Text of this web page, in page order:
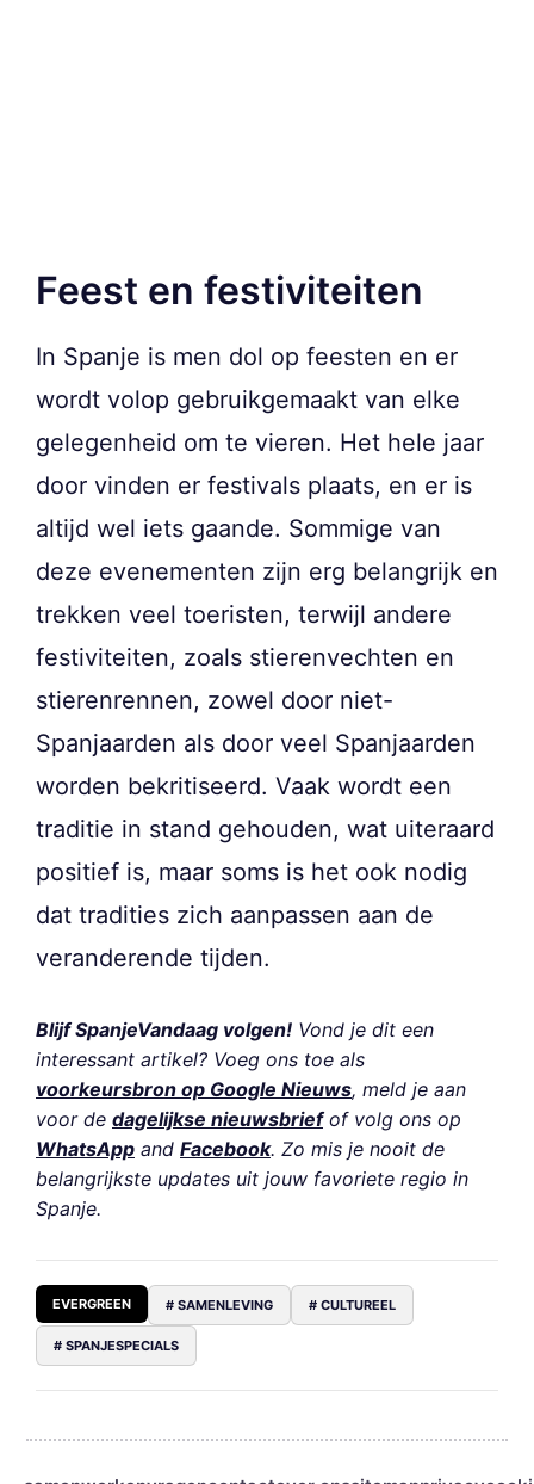
Feest en festiviteiten
In Spanje is men dol op feesten en er
wordt volop gebruikgemaakt van elke
gelegenheid om te vieren. Het hele jaar
door vinden er festivals plaats, en er is
altijd wel iets gaande. Sommige van
deze evenementen zijn erg belangrijk en
trekken veel toeristen, terwijl andere
festiviteiten, zoals stierenvechten en
stierenrennen, zowel door niet-
Spanjaarden als door veel Spanjaarden
worden bekritiseerd. Vaak wordt een
traditie in stand gehouden, wat uiteraard
positief is, maar soms is het ook nodig
dat tradities zich aanpassen aan de
veranderende tijden.
Blijf SpanjeVandaag volgen! Vond je dit een
interessant artikel? Voeg ons toe als
voorkeursbron op Google Nieuws, meld je aan
voor de dagelijkse nieuwsbriefof volg ons op
WhatsApp and Facebook. Zo mis je nooit de
belangrijkste updates uit jouw favoriete regio in
Spanje.
EVERGREEN # SAMENLEVING # CULTUREEL
# SPANJESPECIALS